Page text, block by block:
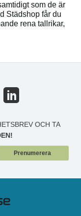
som de är
Städshop får du
rena tallrikar,
OCH TA
Prenumerera